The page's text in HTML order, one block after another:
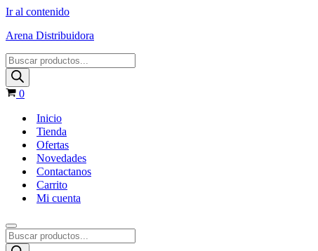
Ir al contenido
Arena Distribuidora
Products
search
Carrito
0
Inicio
Tienda
Ofertas
Novedades
Contactanos
Carrito
Mi cuenta
Menú
de
Products
search